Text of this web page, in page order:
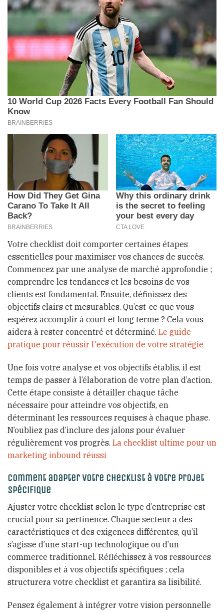
Votre checklist doit comporter certaines étapes
essentielles pour maximiser vos chances de succès.
Commencez par une analyse de marché approfondie ;
comprendre les tendances et les besoins de vos
clients est fondamental. Ensuite, définissez des
objectifs clairs et mesurables. Qu’est-ce que vous
espérez accomplir à court et long terme ? Cela vous
aidera à rester concentré et déterminé. Le guide
pratique pour réussir l'exécution de votre stratégie
Une fois votre analyse et vos objectifs établis, il est
temps de passer à l’élaboration de votre plan d’action.
Cette étape consiste à détailler chaque tâche
nécessaire pour atteindre vos objectifs, en
déterminant les ressources requises à chaque phase.
N’oubliez pas d’inclure des jalons pour évaluer
régulièrement vos progrès. La checklist ultime pour un
marketing inbound réussi
Comment adapter votre checklist à votre projet
spécifique
Ajuster votre checklist selon le type d’entreprise est
crucial pour sa pertinence. Chaque secteur a des
caractéristiques et des exigences différentes, qu’il
s’agisse d’une start-up technologique ou d’un
commerce traditionnel. Réfléchissez à vos ressources
disponibles et à vos objectifs spécifiques ; cela
structurera votre checklist et garantira sa lisibilité.
Pensez également à intégrer votre vision personnelle